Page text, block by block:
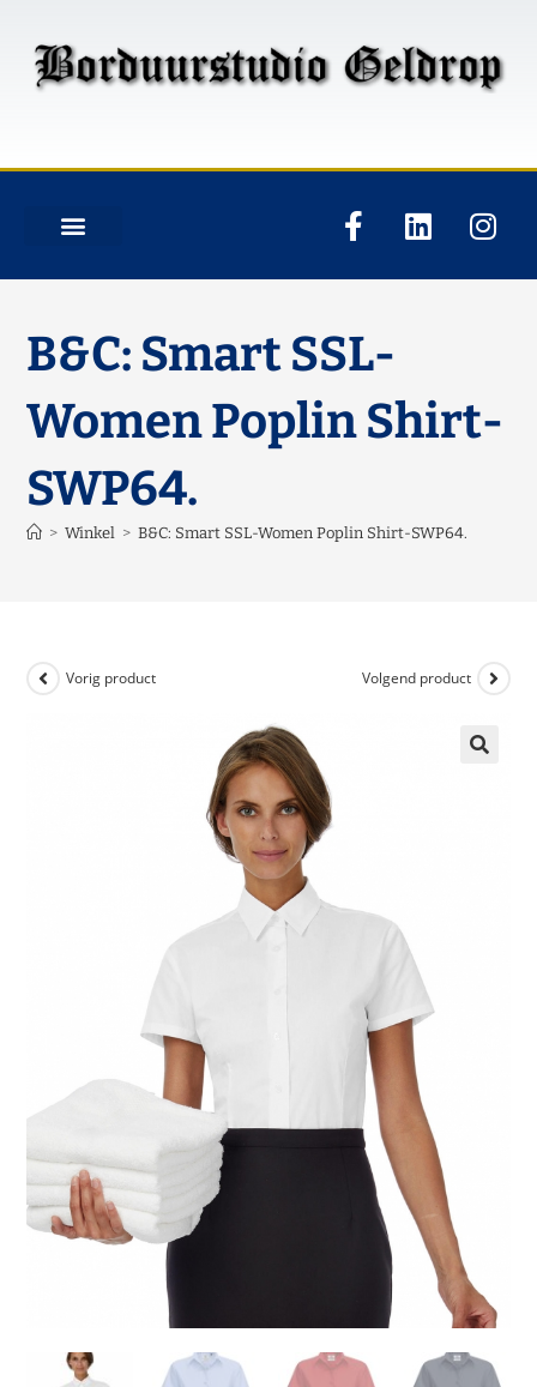
B&C: Smart SSL-
Women Poplin Shirt-
SWP64.
> Winkel > B&C: Smart SSL-Women Poplin Shirt-SWP64.
Vorig product Volgend product